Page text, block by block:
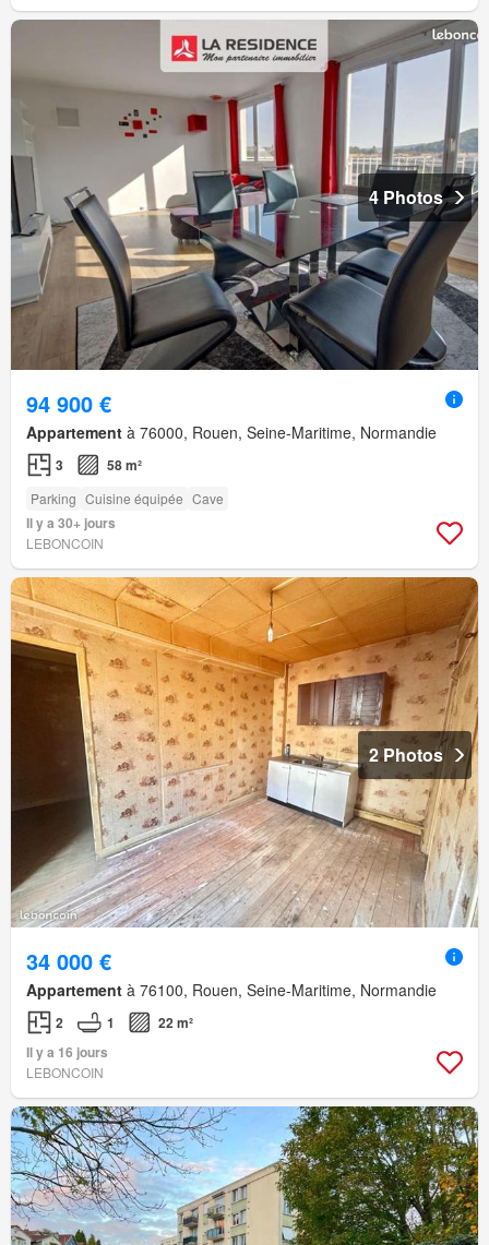
4 Photos
94 900 €
Appartement à 76000, Rouen, Seine-Maritime, Normandie
3 58 m²
Parking Cuisine équipée Cave
Il y a 30+ jours
LEBONCOIN
2 Photos
34 000 €
Appartement à 76100, Rouen, Seine-Maritime, Normandie
2 1
22 m²
Il y a 16 jours
LEBONCOIN